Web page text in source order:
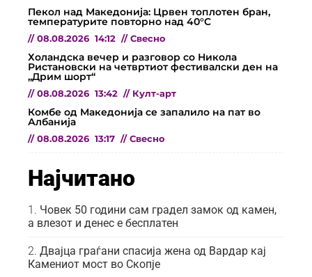
Пекол над Македонија: Црвен топлотен бран,
температурите повторно над 40°C
// 08.08.2026 14:12 // Свесно
Холандска вечер и разговор со Никола
Ристановски на четвртиот фестивалски ден на
„Дрим шорт“
// 08.08.2026 13:42 // Култ-арт
Комбе од Македонија се запалило на пат во
Албанија
// 08.08.2026 13:17 // Свесно
Најчитано
Човек 50 години сам градел замок од камен,
а влезот и денес е бесплатен
Двајца граѓани спасија жена од Вардар кај
Камениот мост во Скопје